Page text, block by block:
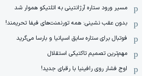
مسیر ورود ستاره آرژانتینی به اتلتیکو هموار شد
بدون عقب نشینی: همه تورنمنت‌های فیفا تحریمند!
فوتبال برای ستاره سابق اسپانیا و بارسا می‌گرید
مهم‌ترین تصمیم تاکتیکی استقلال
اوج فشار روی رافینیا با رقبای جدید!